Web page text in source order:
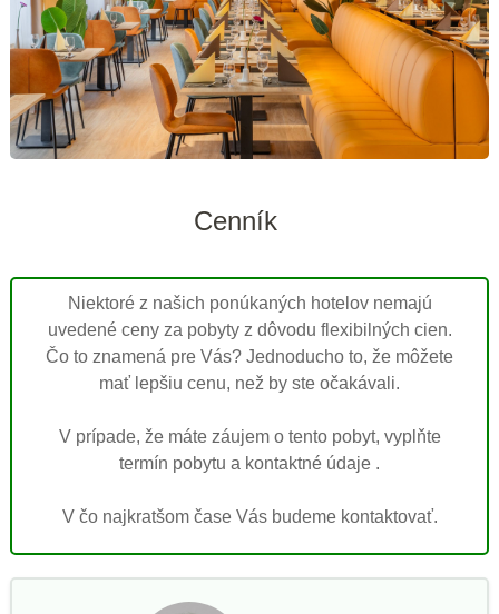
Cenník
Niektoré z našich ponúkaných hotelov nemajú
uvedené ceny za pobyty z dôvodu flexibilných cien.
Čo to znamená pre Vás? Jednoducho to, že môžete
mať lepšiu cenu, než by ste očakávali.
V prípade, že máte záujem o tento pobyt, vyplňte
termín pobytu a kontaktné údaje .
V čo najkratšom čase Vás budeme kontaktovať.